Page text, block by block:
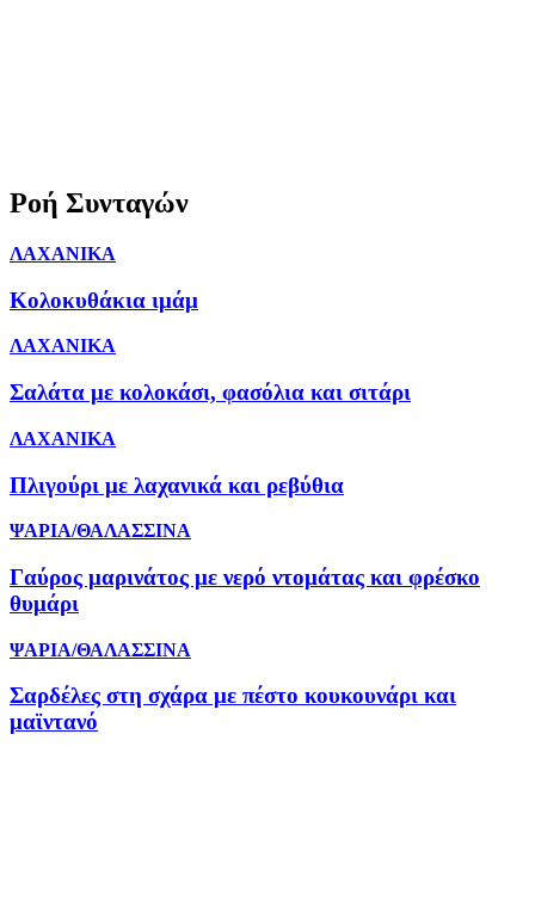
Ροή Συνταγών
ΛΑΧΑΝΙΚΑ
Κολοκυθάκια ιμάμ
ΛΑΧΑΝΙΚΑ
Σαλάτα με κολοκάσι, φασόλια και σιτάρι
ΛΑΧΑΝΙΚΑ
Πλιγούρι με λαχανικά και ρεβύθια
ΨΑΡΙΑ/ΘΑΛΑΣΣΙΝΑ
Γαύρος μαρινάτος με νερό ντομάτας και φρέσκο
θυμάρι
ΨΑΡΙΑ/ΘΑΛΑΣΣΙΝΑ
Σαρδέλες στη σχάρα με πέστο κουκουνάρι και
μαϊντανό